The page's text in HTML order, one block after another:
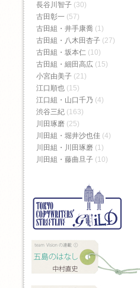
長谷川智子 (30)
古田彰一 (57)
古田組・井手康喬 (1)
古田組・八木田杏子 (27)
古田組・坂本仁 (10)
古田組・細田高広 (15)
小宮由美子 (21)
江口順也 (15)
江口組・山口千乃 (4)
渋谷三紀 (163)
川田琢磨 (25)
川田組・堀井沙也佳 (4)
川田組・川田琢磨 (1)
川田組・藤曲旦子 (10)